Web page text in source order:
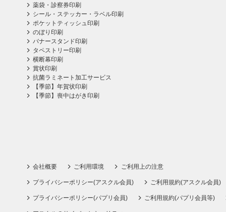
薬袋・診察券印刷
シール・ステッカー・ラベル印刷
ポケットティッシュ印刷
のぼり印刷
バナースタンド印刷
タペストリー印刷
横断幕印刷
賞状印刷
抗菌ラミネート加工サービス
【季節】年賀状印刷
【季節】喪中はがき印刷
会社概要 ご利用環境 ご利用上の注意
プライバシーポリシー(アスクル会員) ご利用規約(アスクル会員)
プライバシーポリシー(パプリ会員) ご利用規約(パプリ会員等)